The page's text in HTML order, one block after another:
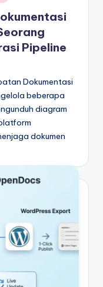
Pipeline
Dokumentasi
beberapa
diagram
dokumen